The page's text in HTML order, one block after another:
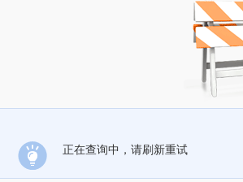
正在查询中，请刷新重试